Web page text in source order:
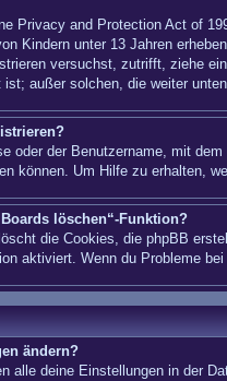
Privacy and Protection Act of
Kindern unter 13 Jahren
versuchst, zutrifft, ziehe
außer solchen, die weiter
oder der Benutzername, mit
können. Um Hilfe zu erhalten,
löschen“-Funktion?
die Cookies, die phpBB
aktiviert. Wenn du Probleme
ändern?
alle deine Einstellungen in der